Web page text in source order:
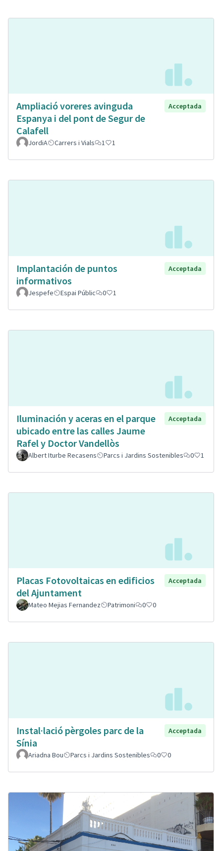
Ampliació voreres avinguda
Espanya i del pont de Segur de
Calafell
Acceptada
JordiA Carrers i Vials 1 1
Implantación de puntos
informativos
Acceptada
Jespefe Espai Públic 0 1
Iluminación y aceras en el parque
ubicado entre las calles Jaume
Rafel y Doctor Vandellòs
Acceptada
Albert Iturbe Recasens Parcs i Jardins Sostenibles 0 1
Placas Fotovoltaicas en edificios
del Ajuntament
Acceptada
Mateo Mejias Fernandez Patrimoni 0 0
Instal·lació pèrgoles parc de la
Sínia
Acceptada
Ariadna Bou Parcs i Jardins Sostenibles 0 0